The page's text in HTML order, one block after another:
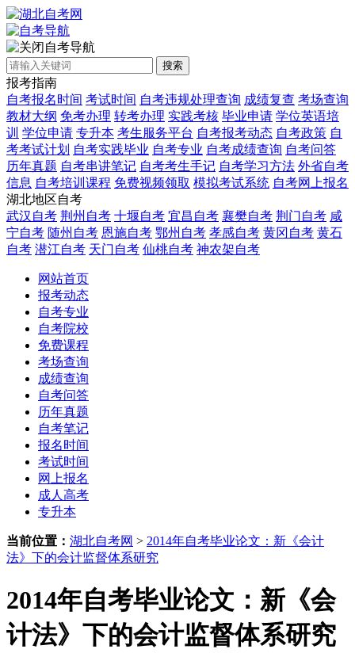
自考导航
搜索
报考指南
自考报名时间 考试时间 自考违规处理查询 成绩复查 考场查询
教材大纲 免考办理 转考办理 实践考核 毕业申请 学位英语培
训 学位申请 专升本 考生服务平台 自考报考动态 自考政策 自
考考试计划 自考实践毕业 自考专业 自考成绩查询 自考问答
历年真题 自考串讲笔记 自考考生手记 自考学习方法 外省自考
信息 自考培训课程 免费视频领取 模拟考试系统 自考网上报名
湖北地区自考
武汉自考 荆州自考 十堰自考 宜昌自考 襄樊自考 荆门自考 咸
宁自考 随州自考 恩施自考 鄂州自考 孝感自考 黄冈自考 黄石
自考 潜江自考 天门自考 仙桃自考 神农架自考
网站首页
报考动态
自考专业
自考院校
免费课程
考场查询
成绩查询
自考问答
历年真题
自考笔记
报名时间
考试时间
网上报名
成人高考
专升本
当前位置： 湖北自考网 > 2014年自考毕业论文：新《会计
法》下的会计监督体系研究
2014年自考毕业论文：新《会
计法》下的会计监督体系研究